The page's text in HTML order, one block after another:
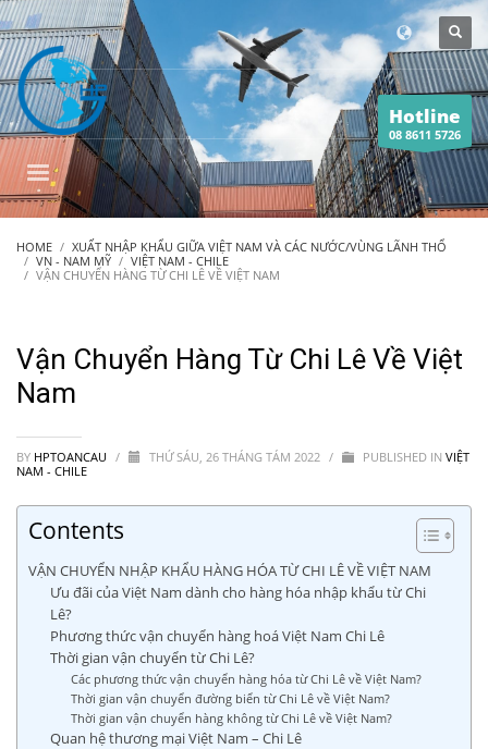
Hotline
08 8611 5726
HOME
XUẤT NHẬP KHẨU GIỮA VIỆT NAM VÀ CÁC NƯỚC/VÙNG LÃNH THỔ
VN - NAM MỸ
VIỆT NAM - CHILE
VẬN CHUYỂN HÀNG TỪ CHI LÊ VỀ VIỆT NAM
Vận Chuyển Hàng Từ Chi Lê Về Việt
Nam
BY HPTOANCAU / THỨ SÁU, 26 THÁNG TÁM 2022 / PUBLISHED IN VIỆT
NAM - CHILE
Contents
VẬN CHUYỂN NHẬP KHẨU HÀNG HÓA TỪ CHI LÊ VỀ VIỆT NAM
Ưu đãi của Việt Nam dành cho hàng hóa nhập khẩu từ Chi
Lê?
Phương thức vận chuyển hàng hoá Việt Nam Chi Lê
Thời gian vận chuyển từ Chi Lê?
Các phương thức vận chuyển hàng hóa từ Chi Lê về Việt Nam?
Thời gian vận chuyển đường biển từ Chi Lê về Việt Nam?
Thời gian vận chuyển hàng không từ Chi Lê về Việt Nam?
Quan hệ thương mại Việt Nam – Chi Lê